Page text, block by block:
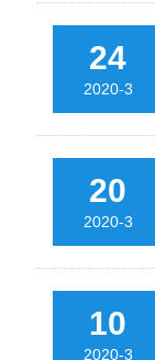
24
2020-3
20
2020-3
10
2020-3